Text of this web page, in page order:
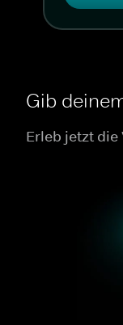
Gib
Erleb jetzt die